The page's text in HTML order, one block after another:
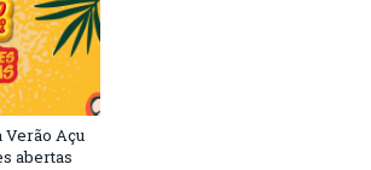
Verão Açu
abertas